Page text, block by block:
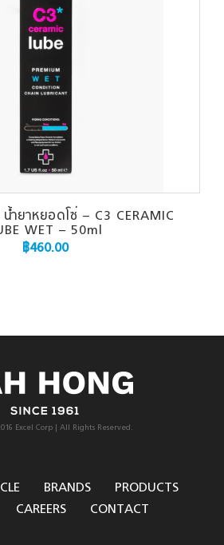
ำยาหยอดโซ่ – C3 CERAMIC
WET – 50ml
฿460.00
Excel Corp | All Rights Reserved.
BRANDS
PRODUCTS
CAREERS CONTACT